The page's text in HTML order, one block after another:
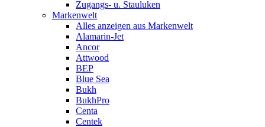
Zugangs- u. Stauluken
Markenwelt
Alles anzeigen aus Markenwelt
Alamarin-Jet
Ancor
Attwood
BEP
Blue Sea
Bukh
BukhPro
Centa
Centek